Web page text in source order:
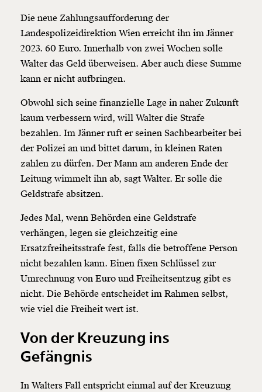
Die neue Zahlungsaufforderung der
Landespolizeidirektion Wien erreicht ihn im Jänner
2023. 60 Euro. Innerhalb von zwei Wochen solle
Walter das Geld überweisen. Aber auch diese Summe
kann er nicht aufbringen.
Obwohl sich seine finanzielle Lage in naher Zukunft
kaum verbessern wird, will Walter die Strafe
bezahlen. Im Jänner ruft er seinen Sachbearbeiter bei
der Polizei an und bittet darum, in kleinen Raten
zahlen zu dürfen. Der Mann am anderen Ende der
Leitung wimmelt ihn ab, sagt Walter. Er solle die
Geldstrafe absitzen.
Jedes Mal, wenn Behörden eine Geldstrafe
verhängen, legen sie gleichzeitig eine
Ersatzfreiheitsstrafe fest, falls die betroffene Person
nicht bezahlen kann. Einen fixen Schlüssel zur
Umrechnung von Euro und Freiheitsentzug gibt es
nicht. Die Behörde entscheidet im Rahmen selbst,
wie viel die Freiheit wert ist.
Von der Kreuzung ins
Gefängnis
In Walters Fall entspricht einmal auf der Kreuzung